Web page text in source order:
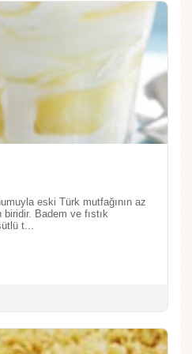
eski Türk mutfağının az
biridir. Badem ve fıstık
t...